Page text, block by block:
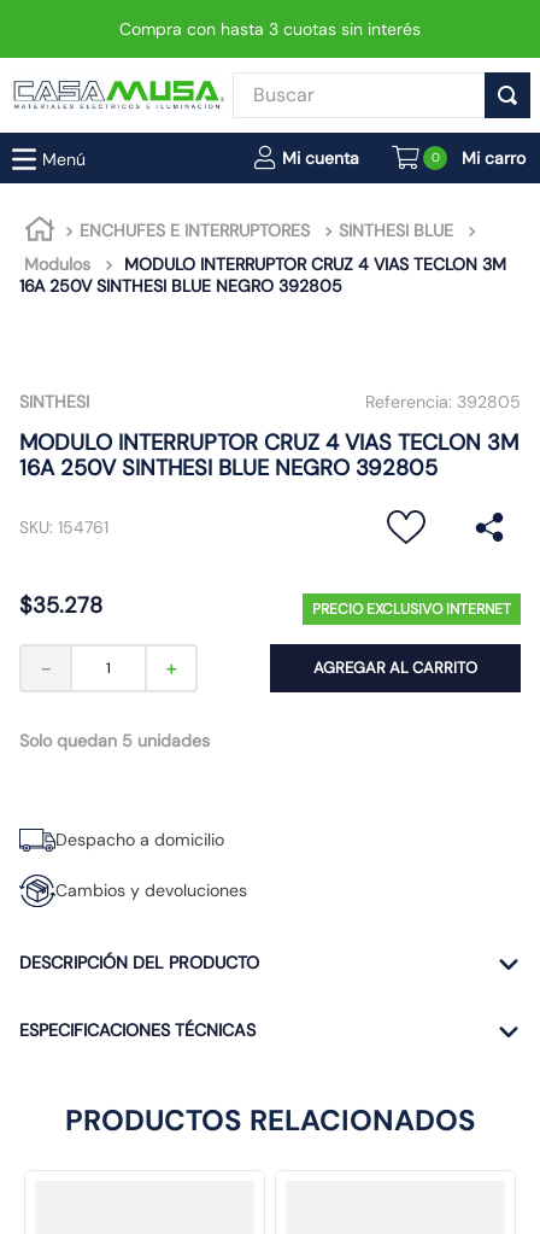
Compra con hasta 3 cuotas sin interés
Buscar
0
ENCHUFES E INTERRUPTORES
SINTHESI BLUE
Modulos
MODULO INTERRUPTOR CRUZ 4 VIAS TECLON 3M
16A 250V SINTHESI BLUE NEGRO 392805
SINTHESI Referencia: 392805
MODULO INTERRUPTOR CRUZ 4 VIAS TECLON 3M
16A 250V SINTHESI BLUE NEGRO 392805
SKU: 154761
$35.278 PRECIO EXCLUSIVO INTERNET
＋
－ AGREGAR AL CARRITO
Solo quedan 5 unidades
Despacho a domicilio
Cambios y devoluciones
DESCRIPCIÓN DEL PRODUCTO
ESPECIFICACIONES TÉCNICAS
PRODUCTOS RELACIONADOS
TÉRMINOS MÁS BUSCADOS
1.
enchufe
2.
interruptor
3.
foco
matixgo
7.
foco led
8.
ampolleta